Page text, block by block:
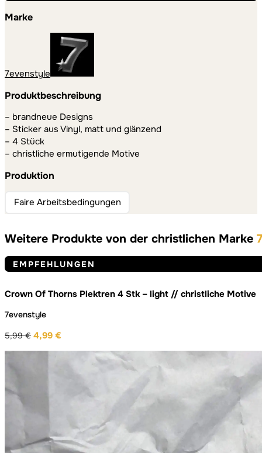
Marke
7evenstyle
Produktbeschreibung
– brandneue Designs
– Sticker aus Vinyl, matt und glänzend
– 4 Stück
– christliche ermutigende Motive
Produktion
Faire Arbeitsbedingungen
Weitere Produkte von der christlichen Marke
EMPFEHLUNGEN
Crown Of Thorns Plektren 4 Stk – light // christliche Motive
7evenstyle
5,99€
Ursprünglicher
4,99 €